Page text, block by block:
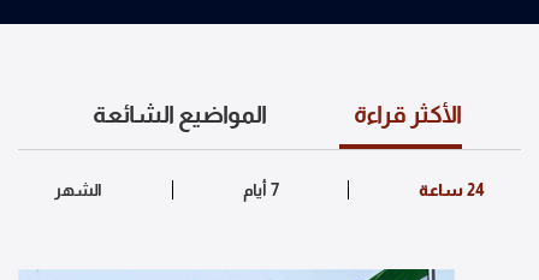
الأكثر قراءة المواضيع الشائعة